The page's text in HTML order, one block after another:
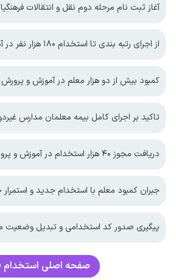
آغاز ثبت نام مرحله دوم نقل و انتقالات فرهنگیان از ۲۰
از اجرای رتبه بندی تا استخدام ۱۸۰ هزار نفر در آموزش و پرورش
کمبود بیش از دو هزار معلم در آموزش و
تاکید بر اجرای کامل بیمه معلمان مدارس
دریافت مجوز ۴۰ هزار استخدام در آموزش و پرورش
جبران کمبود معلم با استخدام جدید و
پیگیری صدور کد استخدامی و تبدیل وضعیت
صفحه اصلی استخدام